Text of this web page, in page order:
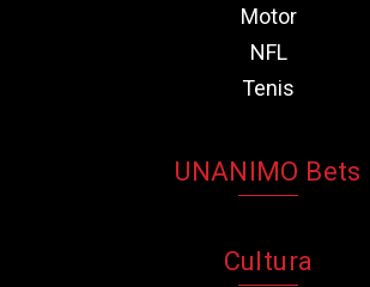
Motor
NFL
Tenis
UNANIMO Bets
Cultura